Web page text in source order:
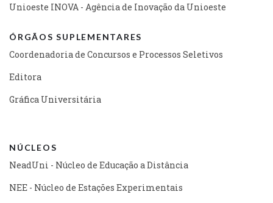
Unioeste INOVA - Agência de Inovação da Unioeste
ÓRGÃOS SUPLEMENTARES
Coordenadoria de Concursos e Processos Seletivos
Editora
Gráfica Universitária
NÚCLEOS
NeadUni - Núcleo de Educação a Distância
NEE - Núcleo de Estações Experimentais